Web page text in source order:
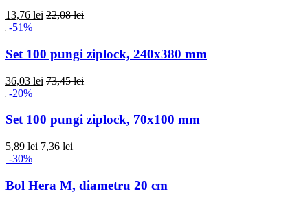
13,76 lei 22,08 lei
-51%
Set 100 pungi ziplock, 240x380 mm
36,03 lei 73,45 lei
-20%
Set 100 pungi ziplock, 70x100 mm
5,89 lei 7,36 lei
-30%
Bol Hera M, diametru 20 cm